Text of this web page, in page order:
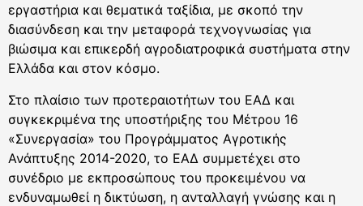
εργαστήρια και θεματικά ταξίδια, με σκοπό την
διασύνδεση και την μεταφορά τεχνογνωσίας για
βιώσιμα και επικερδή αγροδιατροφικά συστήματα στην
Ελλάδα και στον κόσμο.
Στο πλαίσιο των προτεραιοτήτων του ΕΑΔ και
συγκεκριμένα της υποστήριξης του Μέτρου 16
«Συνεργασία» του Προγράμματος Αγροτικής
Ανάπτυξης 2014-2020, το ΕΑΔ συμμετέχει στο
συνέδριο με εκπροσώπους του προκειμένου να
ενδυναμωθεί η δικτύωση, η ανταλλαγή γνώσης και η